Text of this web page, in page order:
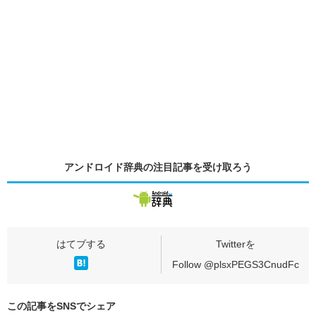
アンドロイド辞典の注目記事を受け取ろう
Follow @plsxPEGS3CnudFc
この記事をSNSでシェア